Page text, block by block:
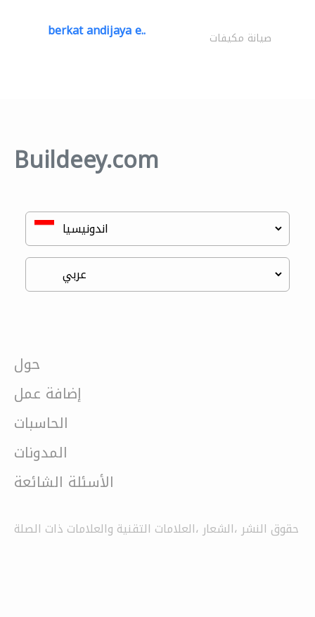
berkat andijaya e.. صيانة مكيفات
Buildeey.com
حول
إضافة عمل
الحاسبات
المدونات
الأسئلة الشائعة
حقوق النشر ،الشعار ،العلامات التقنية والعلامات ذات الصلة